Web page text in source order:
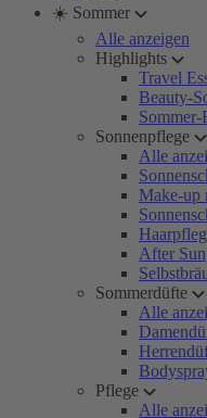
☀️ Sommer
Alle anzeigen
Highlights
Travel
Beauty-
Sommer-
Sonnenpflege
Alle
Make-up
After Sun
Sommerdüfte
Alle
Pflege
Alle